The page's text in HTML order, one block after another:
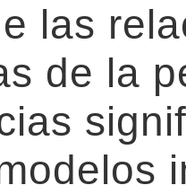
las
de la